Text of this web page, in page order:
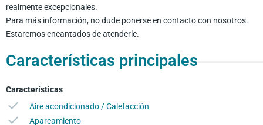
realmente excepcionales.
Para más información, no dude ponerse en contacto con nosotros.
Estaremos encantados de atenderle.
Características principales
Características
Aire acondicionado / Calefacción
Aparcamiento